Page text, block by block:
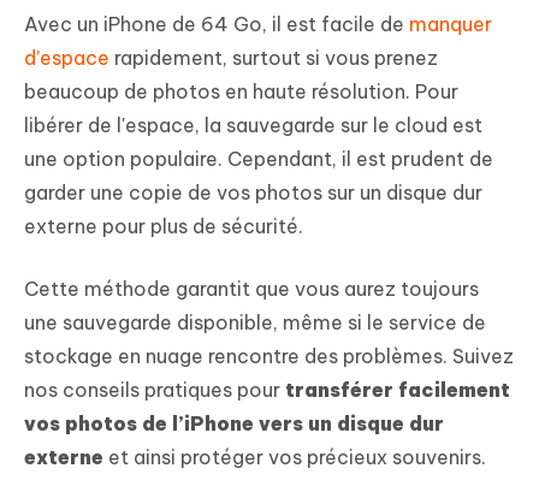
iAnyGo
Avec un iPhone de 64 Go, il est facile de manquer
d’espace rapidement, surtout si vous prenez
beaucoup de photos en haute résolution. Pour
libérer de l'espace, la sauvegarde sur le cloud est
une option populaire. Cependant, il est prudent de
garder une copie de vos photos sur un disque dur
externe pour plus de sécurité.
Cette méthode garantit que vous aurez toujours
une sauvegarde disponible, même si le service de
stockage en nuage rencontre des problèmes. Suivez
nos conseils pratiques pour transférer facilement
vos photos de l’iPhone vers un disque dur
externe et ainsi protéger vos précieux souvenirs.